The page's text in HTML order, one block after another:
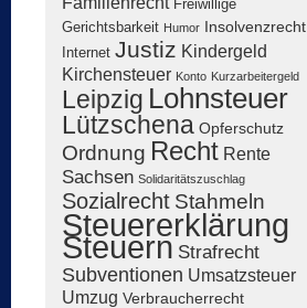
Freiwillige
Gerichtsbarkeit Humor Insolvenzrecht
Internet Justiz Kindergeld
Kirchensteuer Konto Kurzarbeitergeld
Leipzig Lohnsteuer
Lützschena Opferschutz
Ordnung Recht Rente
Sachsen Solidaritätszuschlag
Sozialrecht Stahmeln
Steuererklärung
Steuern Strafrecht
Subventionen Umsatzsteuer
Umzug Verbraucherrecht